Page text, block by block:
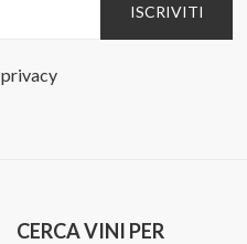
ISCRIVITI
privacy
CERCA VINI PER